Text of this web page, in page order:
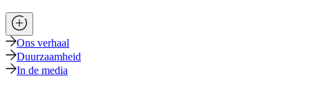
Ons verhaal
Duurzaamheid
In de media